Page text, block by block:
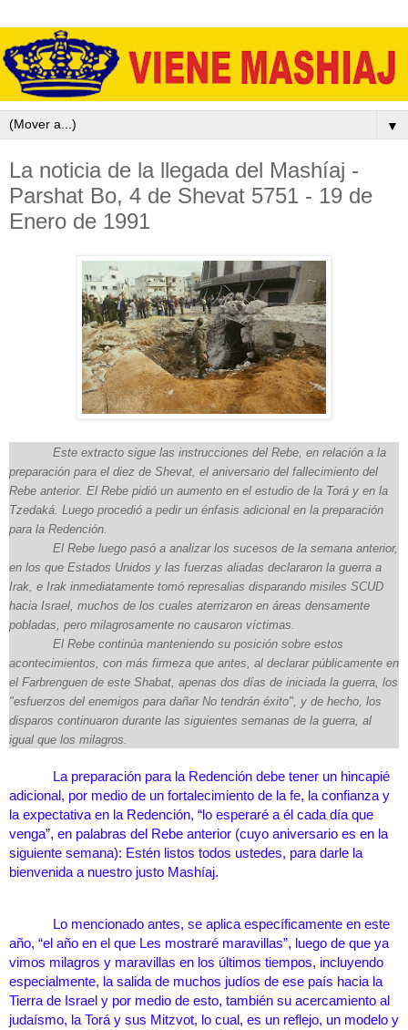
▼
La noticia de la llegada del Mashíaj -
Parshat Bo, 4 de Shevat 5751 - 19 de
Enero de 1991
Este extracto sigue las instrucciones del Rebe, en relación a la
preparación para el diez de Shevat, el aniversario del fallecimiento del
Rebe anterior. El Rebe pidió un aumento en el estudio de la Torá y en la
Tzedaká. Luego procedió a pedir un énfasis adicional en la preparación
para la Redención.
El Rebe luego pasó a analizar los sucesos de la semana anterior,
en los que Estados Unidos y las fuerzas aliadas declararon la guerra a
Irak, e Irak inmediatamente tomó represalias disparando misiles SCUD
hacia Israel, muchos de los cuales aterrizaron en áreas densamente
pobladas, pero milagrosamente no causaron víctimas.
El Rebe continúa manteniendo su posición sobre estos
acontecimientos, con más firmeza que antes, al declarar públicamente en
el Farbrenguen de este Shabat, apenas dos días de iniciada la guerra, los
"esfuerzos del enemigos para dañar No tendrán éxito", y de hecho, los
disparos continuaron durante las siguientes semanas de la guerra, al
igual que los milagros.
La preparación para la Redención debe tener un hincapié
adicional, por medio de un fortalecimiento de la fe, la confianza y
la expectativa en la Redención, “lo esperaré a él cada día que
venga”, en palabras del Rebe anterior (cuyo aniversario es en la
siguiente semana): Estén listos todos ustedes, para darle la
bienvenida a nuestro justo Mashíaj.
Lo mencionado antes, se aplica específicamente en este
año, “el año en el que Les mostraré maravillas”, luego de que ya
vimos milagros y maravillas en los últimos tiempos, incluyendo
especialmente, la salida de muchos judíos de ese país hacia la
Tierra de Israel y por medio de esto, también su acercamiento al
judaísmo, la Torá y sus Mitzvot, lo cual, es un reflejo, un modelo y